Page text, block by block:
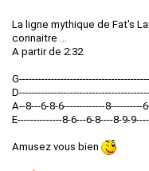
La ligne mythique de Fat's
connaitre ...
A partir de 2:32
A--8---6-8-6-------------8----------
E--------------8-6---6-8----8-9-
Amusez vous bien